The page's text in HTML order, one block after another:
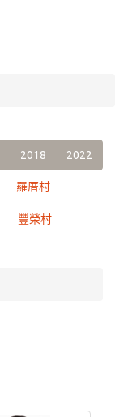
2018 2022
羅厝村
豐榮村